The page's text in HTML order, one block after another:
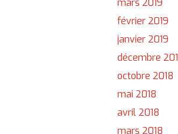
mars 2019
février 2019
janvier 2019
décembre
octobre 2018
mai 2018
avril 2018
mars 2018